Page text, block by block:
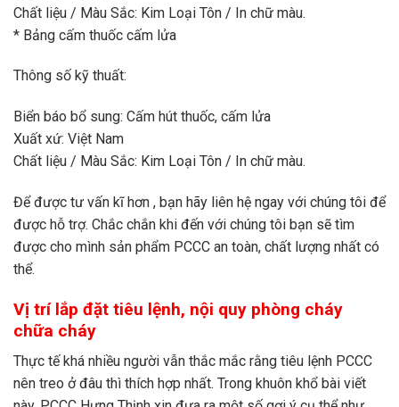
Chất liệu / Màu Sắc: Kim Loại Tôn / In chữ màu.
* Bảng cấm thuốc cấm lửa
Thông số kỹ thuất:
Biển báo bổ sung: Cấm hút thuốc, cấm lửa
Xuất xứ: Việt Nam
Chất liệu / Màu Sắc: Kim Loại Tôn / In chữ màu.
Để được tư vấn kĩ hơn , bạn hãy liên hệ ngay với chúng tôi để
được hỗ trợ. Chắc chắn khi đến với chúng tôi bạn sẽ tìm
được cho mình sản phẩm PCCC an toàn, chất lượng nhất có
thể.
Vị trí lắp đặt tiêu lệnh, nội quy phòng cháy
chữa cháy
Thực tế khá nhiều người vẫn thắc mắc rằng tiêu lệnh PCCC
nên treo ở đâu thì thích hợp nhất. Trong khuôn khổ bài viết